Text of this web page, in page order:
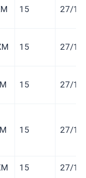
15 27/
15 27/
15 27/
15 27/
15 27/